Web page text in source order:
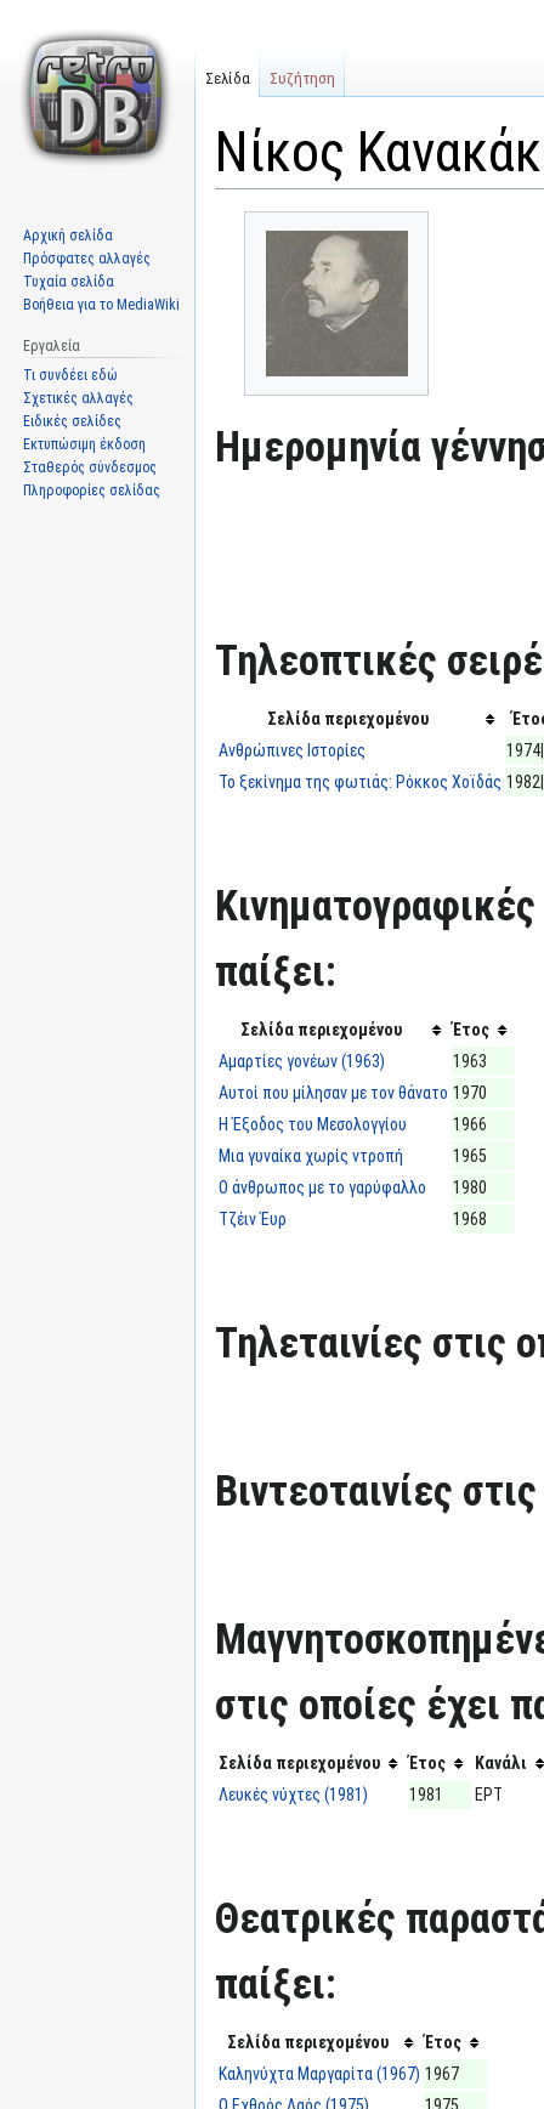
Νίκος
Ημερομηνία
Τηλεοπτικές
Σελίδα περιεχομένου
Ανθρώπινες Ιστορίες
Το ξεκίνημα της φωτιάς: Ρόκκος Χοϊδάς
Κινηματογραφικές
παίξει:
Σελίδα περιεχομένου
Έτος
Αμαρτίες γονέων (1963)
1963
Αυτοί που μίλησαν με τον θάνατο 1970
Η Έξοδος του Μεσολογγίου
1966
Μια γυναίκα χωρίς ντροπή
1965
Ο άνθρωπος με το γαρύφαλλο
1980
Τζέιν Έυρ
1968
Τηλεταινίες στις
Βιντεοταινίες
στις οποίες έχει
Σελίδα περιεχομένου Έτος
Κανάλι
Λευκές νύχτες (1981)
1981 ΕΡΤ
Θεατρικές
παίξει:
Σελίδα περιεχομένου
Έτος
Καληνύχτα Μαργαρίτα (1967) 1967
Σελίδα Συζήτηση
Αρχική σελίδα
Πρόσφατες αλλαγές
Τυχαία σελίδα
Βοήθεια για το MediaWiki
Εργαλεία
Τι συνδέει εδώ
Σχετικές αλλαγές
Ειδικές σελίδες
Εκτυπώσιμη έκδοση
Σταθερός σύνδεσμος
Πληροφορίες σελίδας